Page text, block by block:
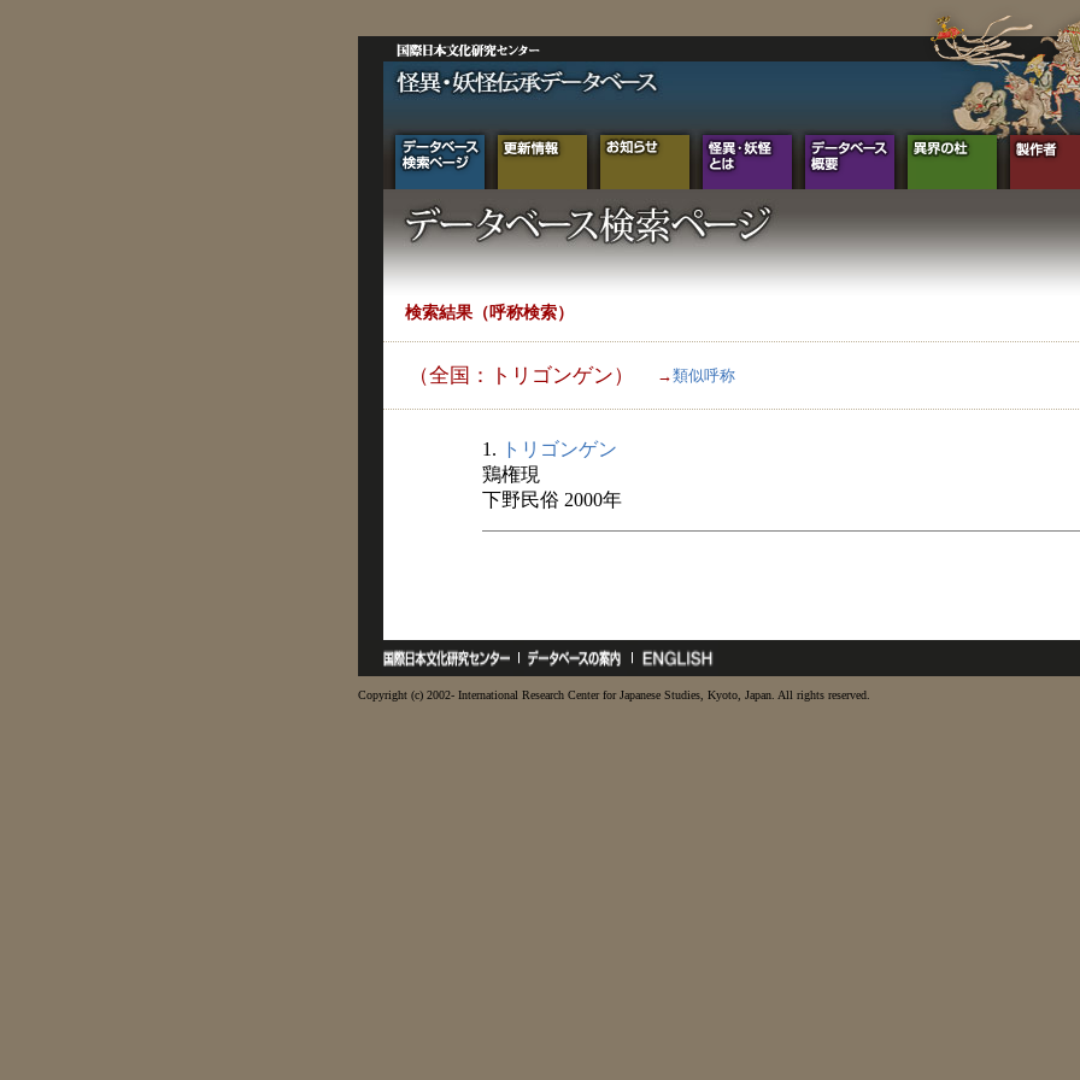
検索結果（呼称検索）
（全国：トリゴンゲン） →類似呼称
1.
トリゴンゲン
鶏権現
下野民俗 2000年
Copyright (c) 2002- International Research Center for Japanese Studies, Kyoto, Japan. All rights reserved.